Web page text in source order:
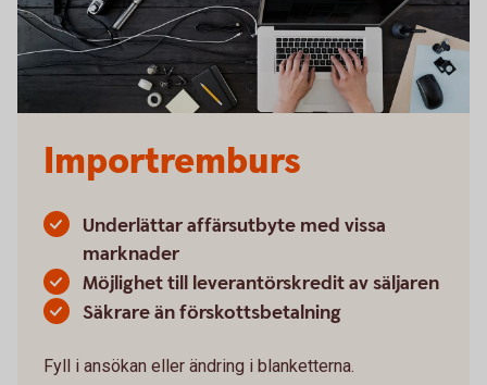
Importremburs
Underlättar affärsutbyte med vissa
marknader
Möjlighet till leverantörskredit av säljaren
Säkrare än förskottsbetalning
Fyll i ansökan eller ändring i blanketterna.